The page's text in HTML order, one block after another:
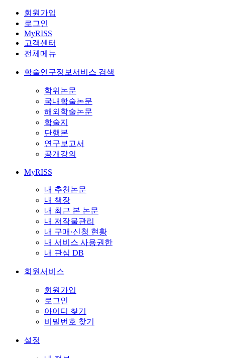
회원가입
로그인
MyRISS
고객센터
전체메뉴
학술연구정보서비스 검색
학위논문
국내학술논문
해외학술논문
학술지
단행본
연구보고서
공개강의
MyRISS
내 추천논문
내 책장
내 최근 본 논문
내 저작물관리
내 구매·신청 현황
내 서비스 사용권한
내 관심 DB
회원서비스
회원가입
로그인
아이디 찾기
비밀번호 찾기
설정